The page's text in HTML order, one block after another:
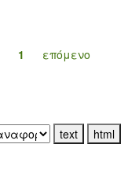
1 επόμενο